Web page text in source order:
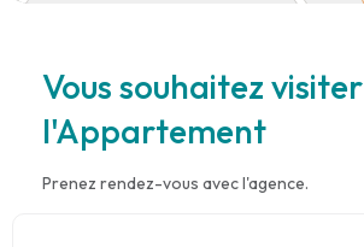
Vous souhaitez visiter
l'Appartement
Prenez rendez-vous avec l'agence.